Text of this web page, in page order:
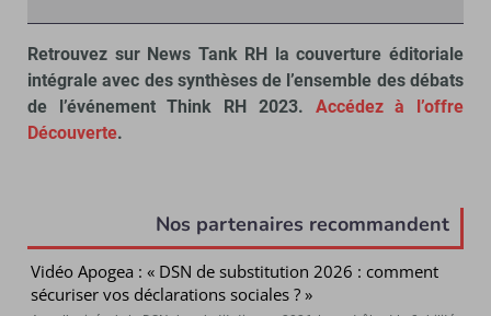
Retrouvez sur News Tank RH la couverture éditoriale
intégrale avec des synthèses de l’ensemble des débats
de l’événement Think RH 2023. Accédez à l’offre
Découverte.
Nos partenaires recommandent
Vidéo Apogea : « DSN de substitution 2026 : comment
sécuriser vos déclarations sociales ? »